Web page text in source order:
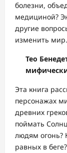
болезни,
медициной?
другие
изменить мир.
Тео
Эта книга
персонажах
древних
поймать
людям огонь?
равных в